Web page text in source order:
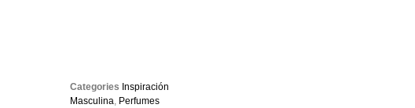
Categories Inspiración
Masculina, Perfumes